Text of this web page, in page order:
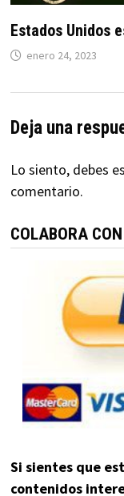
Estados Unidos
enero 24, 2023
Deja una
Lo siento, debes
comentario.
COLABORA
Si sientes que
contenidos